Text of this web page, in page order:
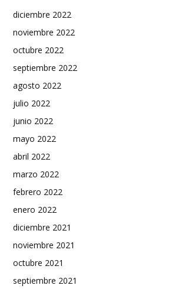
diciembre 2022
noviembre 2022
octubre 2022
septiembre 2022
agosto 2022
julio 2022
junio 2022
mayo 2022
abril 2022
marzo 2022
febrero 2022
enero 2022
diciembre 2021
noviembre 2021
octubre 2021
septiembre 2021